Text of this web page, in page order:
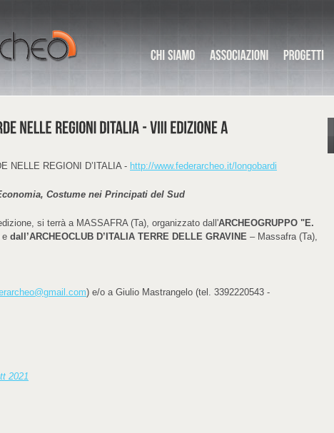
NELLE REGIONI D’ITALIA - http://www.federarcheo.it/longobardi
Costume nei Principati del Sud
si terrà a MASSAFRA (Ta), organizzato dall'ARCHEOGRUPPO "E.
e dall’ARCHEOCLUB D’ITALIA TERRE DELLE GRAVINE – Massafra (Ta),
) e/o a Giulio Mastrangelo (tel. 3392220543 -
2021